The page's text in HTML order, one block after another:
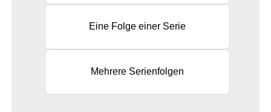
Eine Folge einer Serie
Mehrere Serienfolgen